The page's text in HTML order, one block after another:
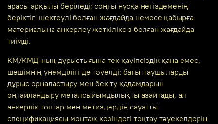
арасы арқылы беріледі; соңғы нұсқа негіздеменің
беріктігі шектеулі болған жағдайда немесе қабырға
материалына анкерлеу жеткіліксіз болған жағдайда
тиімді.
КМ/КМД-ның дұрыстығына тек қауіпсіздік қана емес,
шешімнің үнемділігі де тәуелді: бағыттаушыларды
дұрыс орналастыру мен бекіту қадамдарын
оңтайландыру металсыйымдылықты азайтады, ал
анкерлік топтар мен метиздердің сауатты
спецификациясы монтаж кезіндегі тоқтау тәуекелдерін